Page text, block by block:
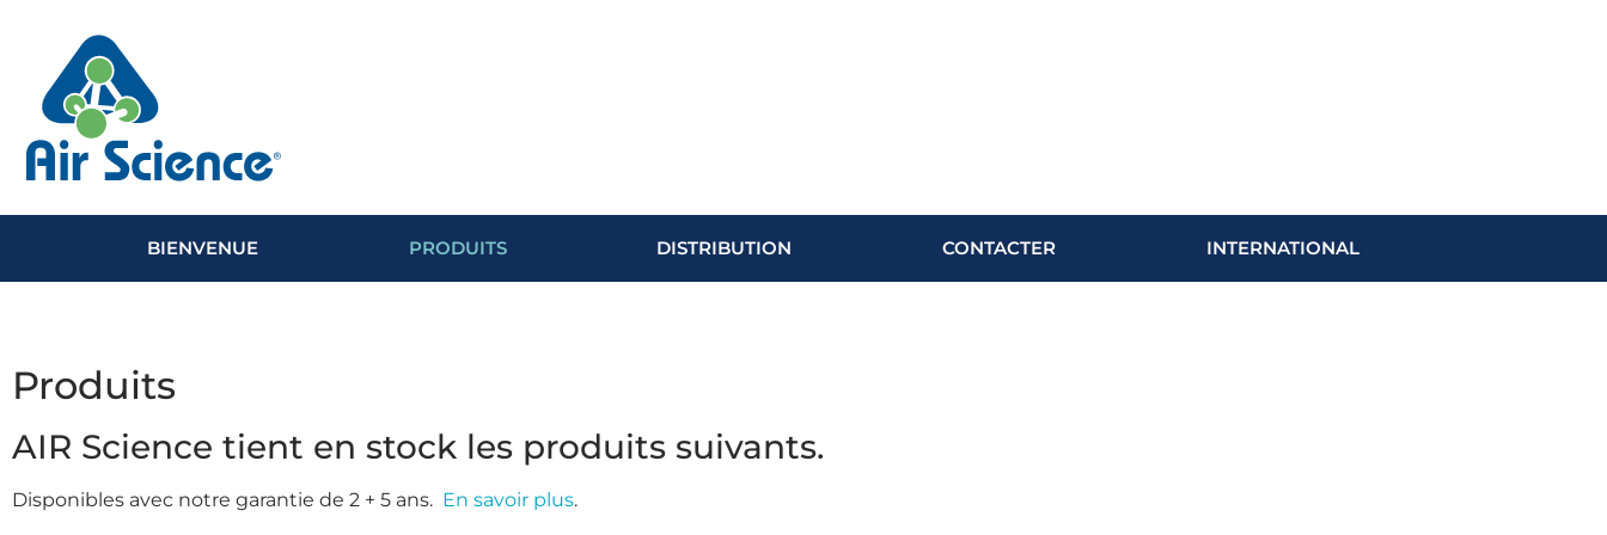
BIENVENUE PRODUITS DISTRIBUTION CONTACTER INTERNATIONAL
Produits
AIR Science tient en stock les produits suivants.
Disponibles avec notre garantie de 2 + 5 ans. En savoir plus.